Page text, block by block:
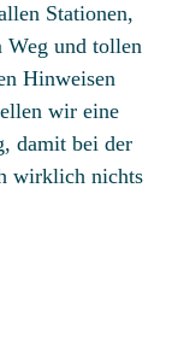
Stationen,
Weg und tollen
Hinweisen
wir eine
damit bei der
wirklich nichts